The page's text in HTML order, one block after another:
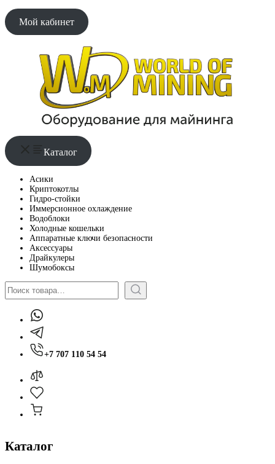
Мой кабинет
Каталог
Асики
Криптокотлы
Гидро-стойки
Иммерсионное охлаждение
Водоблоки
Холодные кошельки
Аппаратные ключи безопасности
Аксессуары
Драйкулеры
Шумобоксы
Поиск
+7 707 110 54 54
Каталог